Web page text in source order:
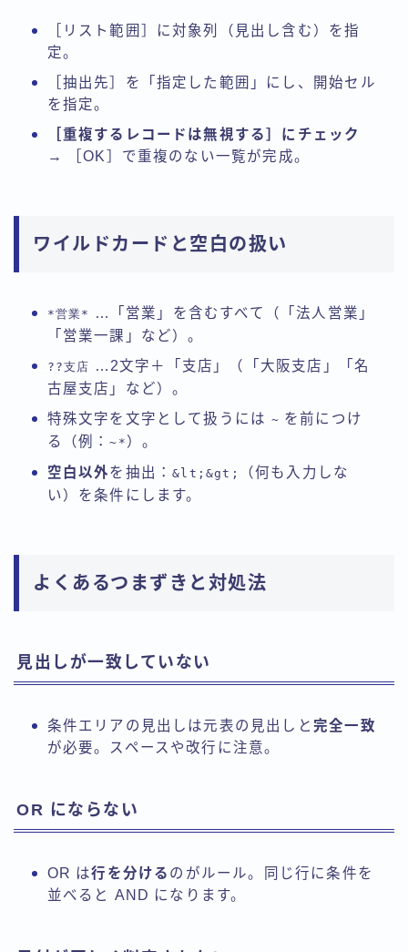
［リスト範囲］に対象列（見出し含む）を指
定。
［抽出先］を「指定した範囲」にし、開始セル
を指定。
［重複するレコードは無視する］にチェック
→ ［OK］で重複のない一覧が完成。
ワイルドカードと空白の扱い
*営業*
…「営業」を含むすべて（「法人営業」
「営業一課」など）。
??支店 …2文字＋「支店」（「大阪支店」「名
古屋支店」など）。
特殊文字を文字として扱うには ~ を前につけ
る（例：~* ）。
空白以外を抽出：&lt;&gt;
（何も入力しな
い）を条件にします。
よくあるつまずきと対処法
見出しが一致していない
条件エリアの見出しは元表の見出しと 完全一致
が必要。スペースや改行に注意。
OR にならない
OR は行を分ける のがルール。同じ行に条件を
並べると AND になります。